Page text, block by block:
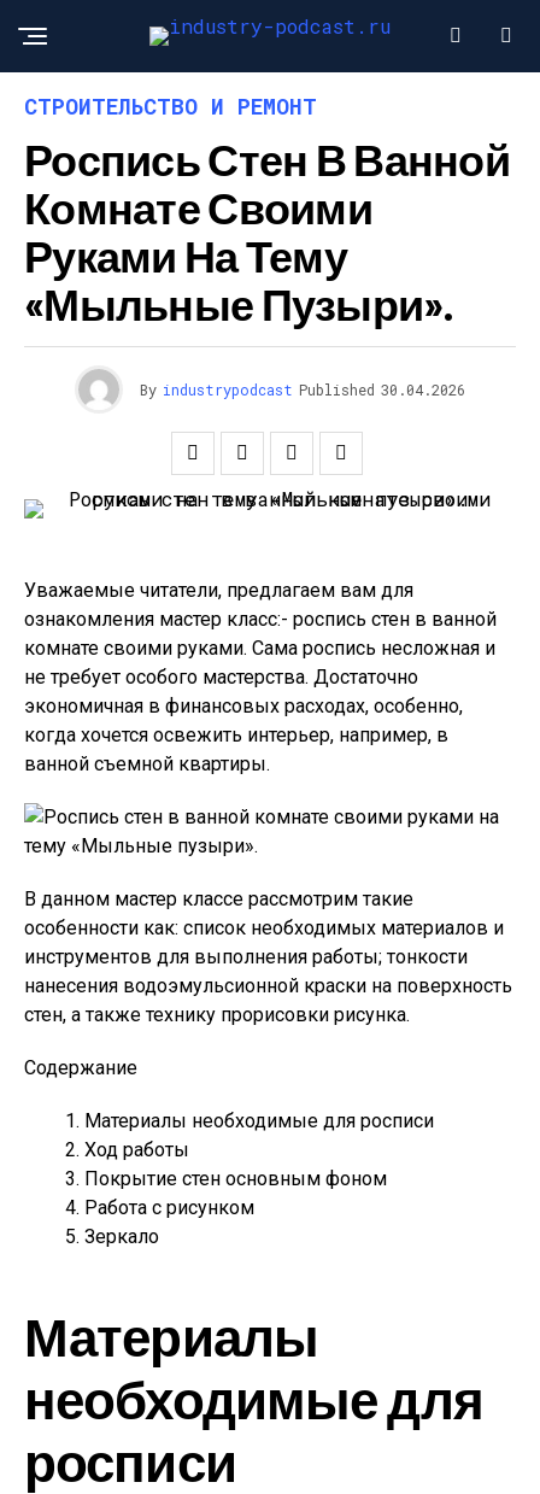
СТРОИТЕЛЬСТВО И РЕМОНТ
Роспись Стен В Ванной
Комнате Своими
Руками На Тему
«Мыльные Пузыри».
By industrypodcast Published 30.04.2026
Уважаемые читатели, предлагаем вам для
ознакомления мастер класс:- роспись стен в ванной
комнате своими руками. Сама роспись несложная и
не требует особого мастерства. Достаточно
экономичная в финансовых расходах, особенно,
когда хочется освежить интерьер, например, в
ванной съемной квартиры.
В данном мастер классе рассмотрим такие
особенности как: список необходимых материалов и
инструментов для выполнения работы; тонкости
нанесения водоэмульсионной краски на поверхность
стен, а также технику прорисовки рисунка.
Содержание
Материалы необходимые для росписи
Ход работы
Покрытие стен основным фоном
Работа с рисунком
Зеркало
Материалы
необходимые для
росписи